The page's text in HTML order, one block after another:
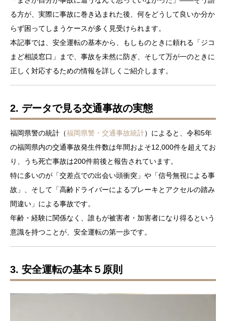
る方が、実際に事故に巻き込まれた後、何をどうして良いか分か
らず困ってしまうケースが多く見受けられます。
本記事では、安全運転の基本から、もしものときに頼れる「ジコ
まど相談窓口」まで、事故を未然に防ぎ、そして万が一のときに
正しく対応するための情報を詳しくご紹介します。
2. データで見る交通事故の実態
福岡県警の統計（福岡県警・交通事故統計）によると、令和5年
の福岡県内の交通事故発生件数は年間およそ12,000件を超えてお
り、うち死亡事故は200件前後と報告されています。
特に多いのが「交差点での出会い頭衝突」や「信号無視による事
故」、そして「高齢ドライバーによるブレーキとアクセルの踏み
間違い」による事故です。
年齢・経験に関係なく、誰もが被害者・加害者になり得るという
意識を持つことが、安全運転の第一歩です。
3. 安全運転の基本５原則